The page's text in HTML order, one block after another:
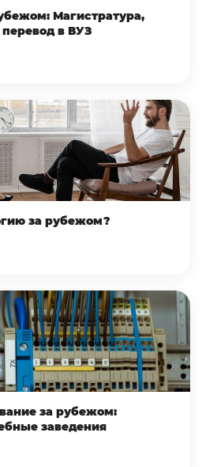
Магистратура,
в ВУЗ
за рубежом?
за рубежом:
заведения